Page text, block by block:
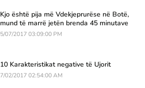
Kjo është pija më Vdekjeprurëse në Botë,
mund të marrë jetën brenda 45 minutave
5/07/2017 03:09:00 PM
10 Karakteristikat negative të Ujorit
7/02/2017 02:54:00 AM